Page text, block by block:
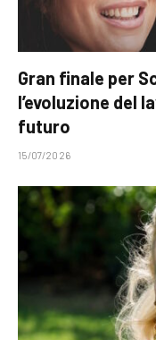
Gran finale per
l’evoluzione del
futuro
15/07/2026